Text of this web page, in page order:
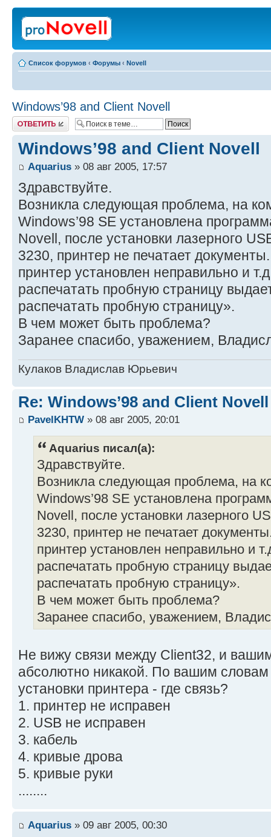
Список форумов ‹ Форумы ‹ Novell
Windows’98 and Client Novell
Ответить
Windows’98 and Client Novell
Aquarius » 08 авг 2005, 17:57
Здравствуйте.
Возникла следующая проблема, на
Windows’98 SE установлена
Novell, после установки лазерного
3230, принтер не печатает
принтер установлен неправильно и
распечатать пробную страницу
распечатать пробную страницу».
В чем может быть проблема?
Заранее спасибо, уважением,
Кулаков Владислав Юрьевич
Re: Windows’98 and Client Novell
PavelKHTW » 08 авг 2005, 20:01
Aquarius писал(а):
Здравствуйте.
Возникла следующая проблема, на
Windows’98 SE установлена
Novell, после установки лазерного
3230, принтер не печатает
принтер установлен неправильно и
распечатать пробную страницу
распечатать пробную страницу».
В чем может быть проблема?
Заранее спасибо, уважением,
Не вижу связи между Client32, и
абсолютно никакой. По вашим
установки принтера - где связь?
1. принтер не исправен
2. USB не исправен
3. кабель
4. кривые дрова
5. кривые руки
........
Aquarius » 09 авг 2005, 00:30